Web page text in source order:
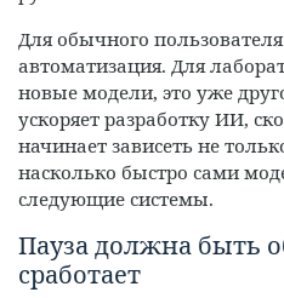
Для обычного
автоматизация. Для
новые модели, это уже
ускоряет разработку ИИ,
начинает зависеть не
насколько быстро сами
следующие системы.
Пауза должна быть
сработает